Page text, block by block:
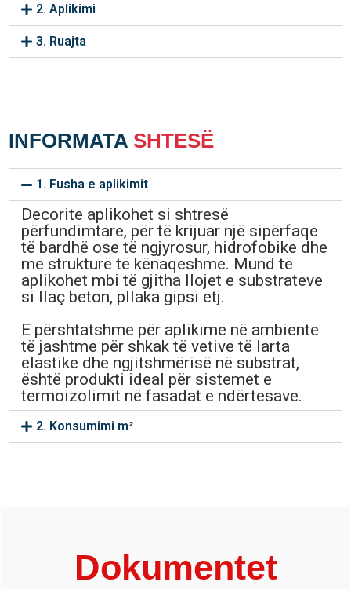
2. Aplikimi
3. Ruajta
INFORMATA SHTESË
1. Fusha e aplikimit
Decorite aplikohet si shtresë
përfundimtare, për të krijuar një sipërfaqe
të bardhë ose të ngjyrosur, hidrofobike dhe
me strukturë të kënaqeshme. Mund të
aplikohet mbi të gjitha llojet e substrateve
si llaç beton, pllaka gipsi etj.
E përshtatshme për aplikime në ambiente
të jashtme për shkak të vetive të larta
elastike dhe ngjitshmërisë në substrat,
është produkti ideal për sistemet e
termoizolimit në fasadat e ndërtesave.
2. Konsumimi m²
Dokumentet